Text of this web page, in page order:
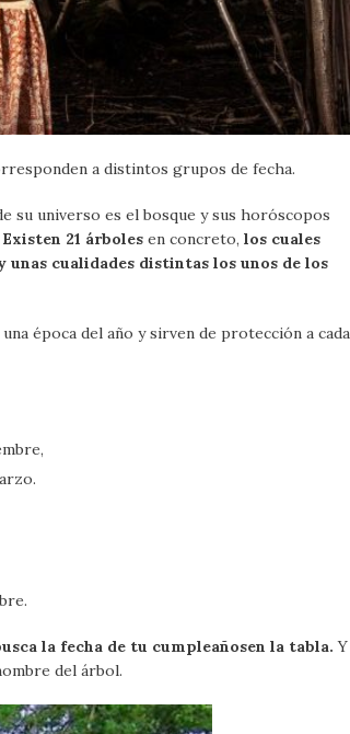
a distintos grupos de fecha.
su universo es el bosque y sus horóscopos
Existen 21 árboles en concreto, los cuales
cualidades distintas los unos de los
época del año y sirven de protección a cada
la fecha de tu cumpleañosen la tabla. Y
del árbol.